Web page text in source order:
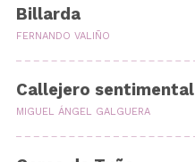
Billarda
FERNANDO VALIÑO
Callejero sentimental
MIGUEL ÁNGEL GALGUERA